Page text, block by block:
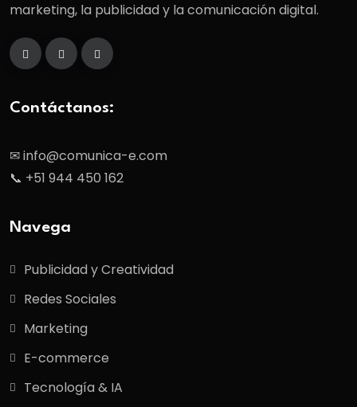
marketing, la publicidad y la comunicación digital.
Contáctanos:
✉ info@comunica-e.com
📞 +51 944 450 162
Navega
Publicidad y Creatividad
Redes Sociales
Marketing
E-commerce
Tecnología & IA